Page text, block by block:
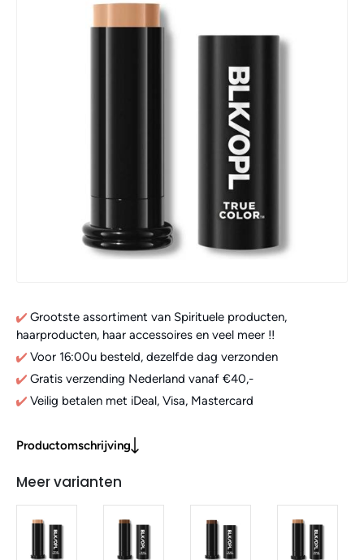
Grootste assortiment van Spirituele producten,
haarproducten, haar accessoires en veel meer !!
Voor 16:00u besteld, dezelfde dag verzonden
Gratis verzending Nederland vanaf €40,-
Veilig betalen met iDeal, Visa, Mastercard
Productomschrijving
Meer varianten